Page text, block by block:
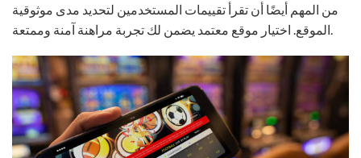
من المهم أيضًا أن تقرأ تقييمات المستخدمين لتحديد مدى موثوقية